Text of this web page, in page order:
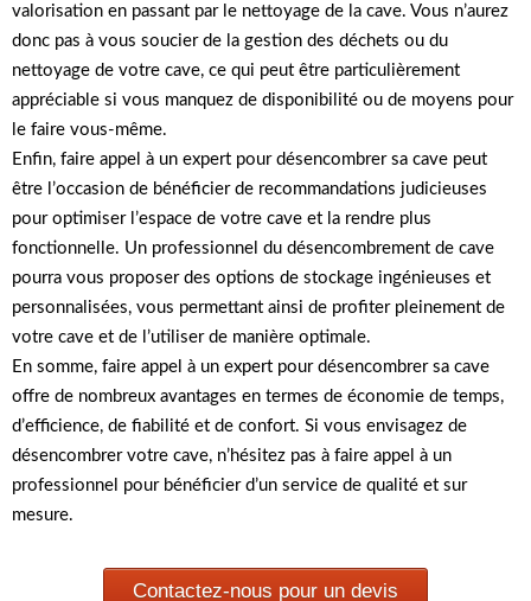
valorisation en passant par le nettoyage de la cave. Vous n’aurez
donc pas à vous soucier de la gestion des déchets ou du
nettoyage de votre cave, ce qui peut être particulièrement
appréciable si vous manquez de disponibilité ou de moyens pour
le faire vous-même.
Enfin, faire appel à un expert pour désencombrer sa cave peut
être l’occasion de bénéficier de recommandations judicieuses
pour optimiser l’espace de votre cave et la rendre plus
fonctionnelle. Un professionnel du désencombrement de cave
pourra vous proposer des options de stockage ingénieuses et
personnalisées, vous permettant ainsi de profiter pleinement de
votre cave et de l’utiliser de manière optimale.
En somme, faire appel à un expert pour désencombrer sa cave
offre de nombreux avantages en termes de économie de temps,
d’efficience, de fiabilité et de confort. Si vous envisagez de
désencombrer votre cave, n’hésitez pas à faire appel à un
professionnel pour bénéficier d’un service de qualité et sur
mesure.
Contactez-nous pour un devis